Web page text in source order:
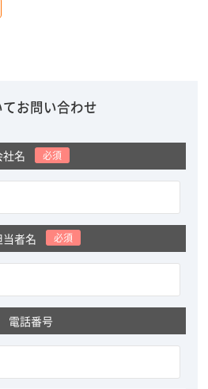
お問い合わせ
社名 必須
当者名 必須
電話番号